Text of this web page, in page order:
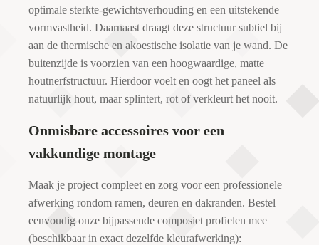
optimale sterkte-gewichtsverhouding en een uitstekende
vormvastheid. Daarnaast draagt deze structuur subtiel bij
aan de thermische en akoestische isolatie van je wand. De
buitenzijde is voorzien van een hoogwaardige, matte
houtnerfstructuur. Hierdoor voelt en oogt het paneel als
natuurlijk hout, maar splintert, rot of verkleurt het nooit.
Onmisbare accessoires voor een
vakkundige montage
Maak je project compleet en zorg voor een professionele
afwerking rondom ramen, deuren en dakranden. Bestel
eenvoudig onze bijpassende composiet profielen mee
(beschikbaar in exact dezelfde kleurafwerking):